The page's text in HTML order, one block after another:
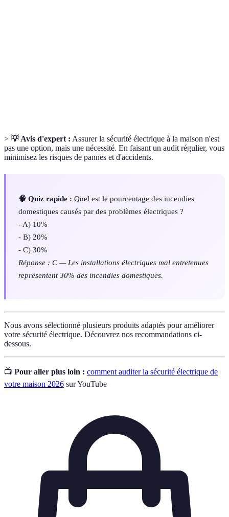
> 💡 Avis d'expert : Assurer la sécurité électrique à la maison n'est
pas une option, mais une nécessité. En faisant un audit régulier, vous
minimisez les risques de pannes et d'accidents.
🧠 Quiz rapide : Quel est le pourcentage des incendies
domestiques causés par des problèmes électriques ?
- A) 10%
- B) 20%
- C) 30%
Réponse : C — Les installations électriques mal entretenues
représentent 30% des incendies domestiques.
Nous avons sélectionné plusieurs produits adaptés pour améliorer
votre sécurité électrique. Découvrez nos recommandations ci-
dessous.
📺 Pour aller plus loin : comment auditer la sécurité électrique de
votre maison 2026 sur YouTube